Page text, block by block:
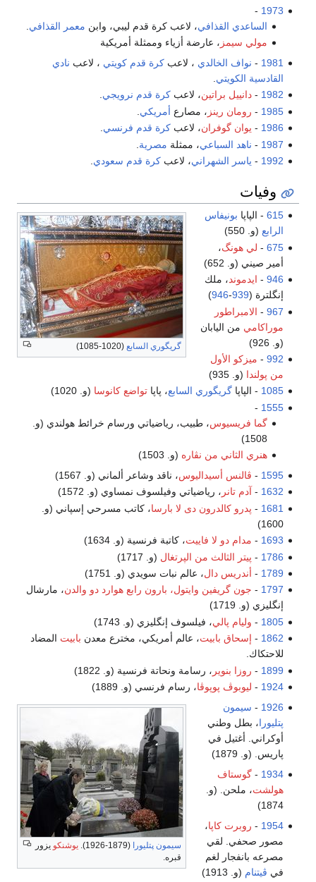
1973
-
الساعدي القذافي، لاعب كرة قدم ليبي، وابن معمر القذافي
مولي سيمز ، عارضة أزياء وممثلة أمريكية
1981
- نواف الخالدي ، لاعبكرة قدم كويتي ، لاعب نادي
القادسية الكويتي
1982
-دانييل براتين، لاعبكرة قدم نرويجي.
1985
- رومان رينز ، مصارع أمريكي
1986
- يوان گوفران، لاعبكرة قدم فرنسي.
1987
- ناهد السباعي، ممثلة مصرية
1992
- ياسر الشهراني، لاعبكرة قدم سعودي
وفيات
گريگوري السابع (1020-1085)
615 - الپاپا بونيفاس
الرابع (و. 550)
675
- لي هونگ،
أمير صيني (و. 652)
946
- ايدموند، ملك
إنگلترة (939
-
946
)
967
- الامبراطور
موراكامي من اليابان
(و. 926)
992
- ميزكو الأول
من پولندا (و. 935)
1085 - الپاپاگريگوري السابع، پاپاتواضع كانوسا (و. 1020)
1555
-
گما فريسيوس، طبيب، رياضياتي ورسام خرائط هولندي (و.
1508)
هنري الثاني من نڤاره (و. 1503)
1595
- ڤالنس أسيداليوس، ناقد وشاعر ألماني (و. 1567)
1632
- آدم تانر ، رياضياتي وفيلسوف نمساوي (و. 1572)
1681
- پدرو كالدرون دى لا بارسا، كاتب مسرحي إسپاني (و.
1600)
1693
- مدام دو لا فاييت، كاتبة فرنسية (و. 1634)
1786
- پيتر الثالث من الپرتغال (و. 1717)
1789
- أندريس دال، عالم نبات سويدي (و. 1751)
1797
- جون گريفين وايتول، بارون رابع هوارد دو والدن، مارشال
إنگليزي (و. 1719)
1805
- وليام پالي، فيلسوف إنگليزي (و. 1743)
1862
- إسحاق بابيت، عالم أمريكي، مخترع معدن بابيت المضاد
للاحتكاك.
1899
- روزا بنوير ، رسامة ونحاتة فرنسية (و. 1822)
1924
- ليوبوڤ پوپوڤا، رسام فرنسي (و. 1889)
سيمون پتليورا (1879-1926). يوشنكو يزور
قبره.
1926
- سيمون
پتليورا، بطل وطني
أوكراني. أغتيل في
پاريس. (و. 1879)
1934
-گوستاف
هولشت، ملحن. (و.
1874)
1954
- روبرت كاپا،
مصور صحفي. لقي
مصرعه بانفجار لغم
في ڤيتنام (و. 1913)